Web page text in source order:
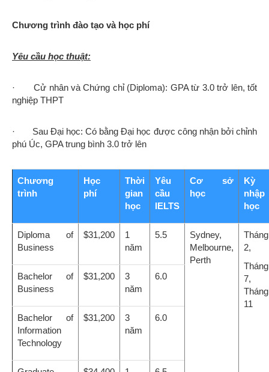
Chương trình đào tạo và học phí
Yêu cầu học thuật:
· Cử nhân và Chứng chỉ (Diploma): GPA từ 3.0 trở lên, tốt
nghiệp THPT
· Sau Đại học: Có bằng Đại học được công nhận bởi chỉnh
phú Úc, GPA trung bình 3.0 trở lên
Chương
trình
Học
phí
Thời
gian
học
Yêu
cầu
IELTS
Cơ sở
học
Kỳ
nhập
học
Diploma of
Business
$31,200
1
năm
5.5
Sydney,
Melbourne,
Perth
Tháng
2,
Tháng
7,
Tháng
11
Bachelor of
Business
$31,200
3
năm
6.0
Bachelor of
Information
Technology
$31,200
3
năm
6.0